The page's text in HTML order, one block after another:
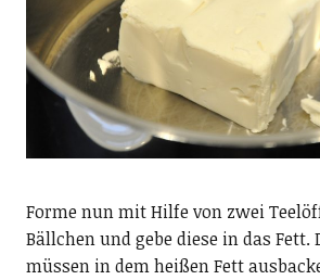
Forme nun mit Hilfe von zwei
Bällchen und gebe diese in das Fett.
müssen in dem heißen Fett